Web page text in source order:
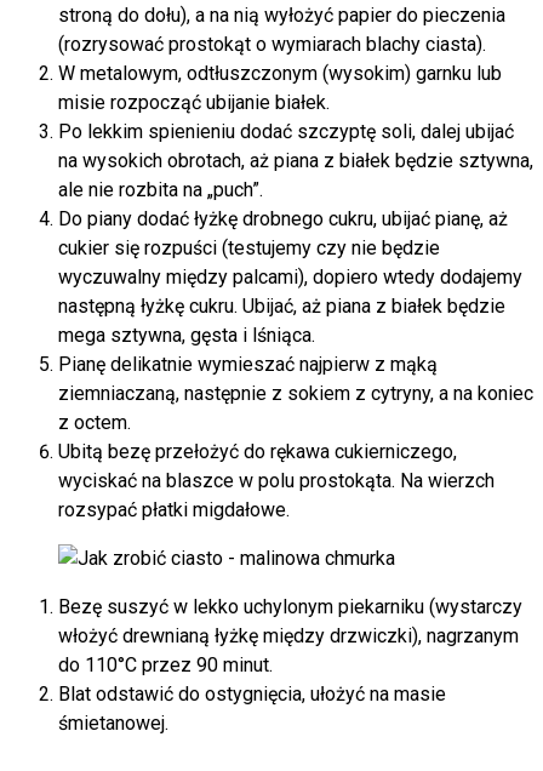
stroną do dołu), a na nią wyłożyć papier do pieczenia
(rozrysować prostokąt o wymiarach blachy ciasta).
W metalowym, odtłuszczonym (wysokim) garnku lub
misie rozpocząć ubijanie białek.
Po lekkim spienieniu dodać szczyptę soli, dalej ubijać
na wysokich obrotach, aż piana z białek będzie sztywna,
ale nie rozbita na „puch”.
Do piany dodać łyżkę drobnego cukru, ubijać pianę, aż
cukier się rozpuści (testujemy czy nie będzie
wyczuwalny między palcami), dopiero wtedy dodajemy
następną łyżkę cukru. Ubijać, aż piana z białek będzie
mega sztywna, gęsta i lśniąca.
Pianę delikatnie wymieszać najpierw z mąką
ziemniaczaną, następnie z sokiem z cytryny, a na koniec
z octem.
Ubitą bezę przełożyć do rękawa cukierniczego,
wyciskać na blaszce w polu prostokąta. Na wierzch
rozsypać płatki migdałowe.
Bezę suszyć w lekko uchylonym piekarniku (wystarczy
włożyć drewnianą łyżkę między drzwiczki), nagrzanym
do 110°C przez 90 minut.
Blat odstawić do ostygnięcia, ułożyć na masie
śmietanowej.